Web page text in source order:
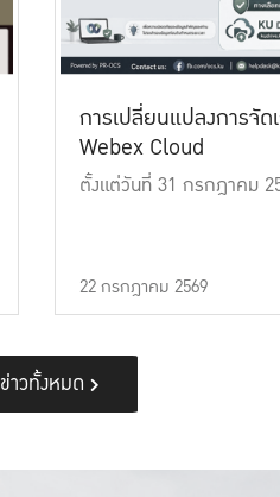
การเปลี่ยนแปลงการจั
Webex Cloud
ตั้งแต่วันที่ 31 กรกฎาคม
22 กรกฎาคม 2569
ข่าวทั้งหมด